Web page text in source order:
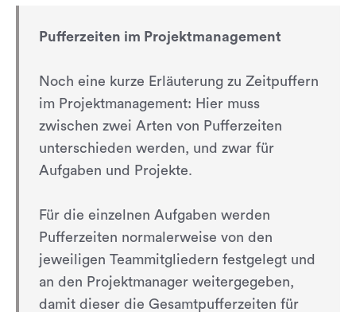
Pufferzeiten im Projektmanagement
Noch eine kurze Erläuterung zu Zeitpuffern
im Projektmanagement: Hier muss
zwischen zwei Arten von Pufferzeiten
unterschieden werden, und zwar für
Aufgaben und Projekte.
Für die einzelnen Aufgaben werden
Pufferzeiten normalerweise von den
jeweiligen Teammitgliedern festgelegt und
an den Projektmanager weitergegeben,
damit dieser die Gesamtpufferzeiten für